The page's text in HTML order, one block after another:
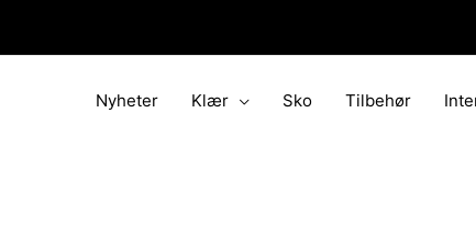
Nyheter Klær Sko Tilbehør